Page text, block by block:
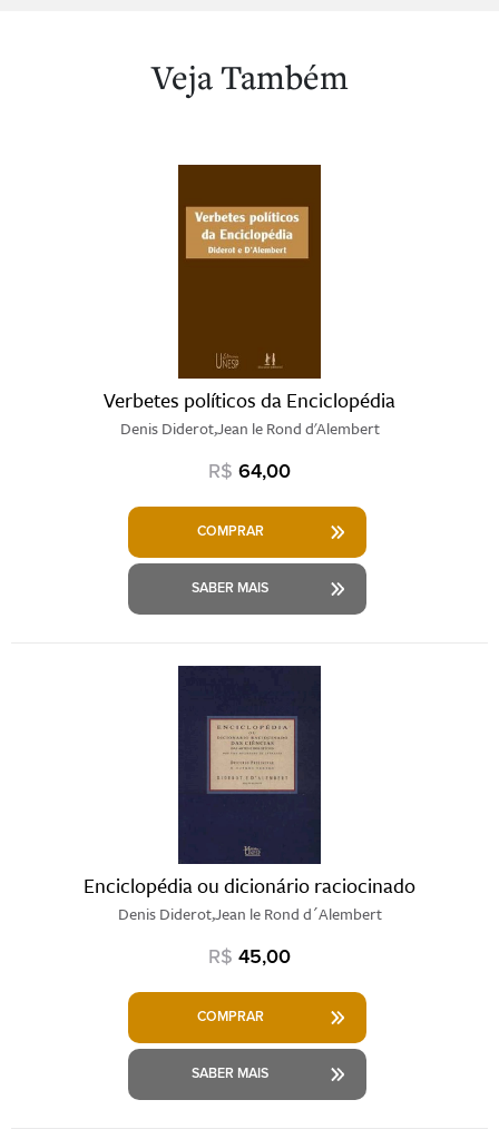
Veja Também
Verbetes políticos da Enciclopédia
Denis Diderot,Jean le Rond d'Alembert
R$ 64,00
COMPRAR
SABER MAIS
Enciclopédia ou dicionário raciocinado
Denis Diderot,Jean le Rond d´Alembert
R$ 45,00
COMPRAR
SABER MAIS